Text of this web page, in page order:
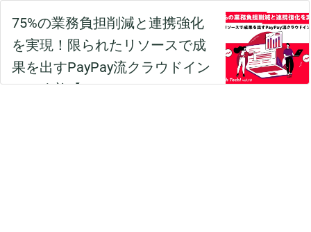
75%の業務負担削減と連携強化
を実現！限られたリソースで成
果を出すPayPay流クラウドイン
フラ改善【PayPay Growth Tech